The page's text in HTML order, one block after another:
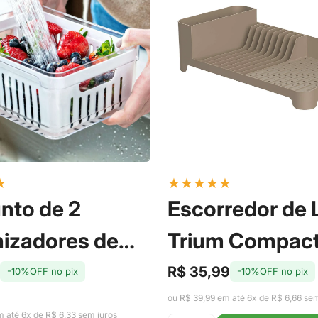
de 2
de
com Cesto
2,2L - Ou
-10%OFF no pix
até 6x de R$ 6,33 sem juros
★★★★★
Escorredor de
Trium
Marrom
Ou
Preço
de
R$ 35,99
Preço
regular
-10%OFF no pix
ou R$ 39,99 em até 6x de R$ 6,66